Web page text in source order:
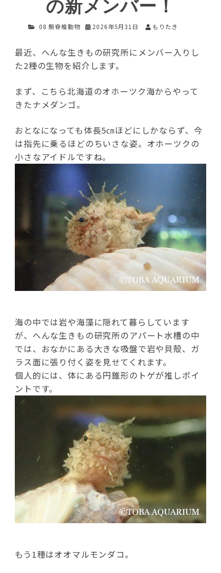
の新メンバー！
08 無脊椎動物 2026年5月31日 もりたき
最近、へんな生きもの研究所にメンバー入りし
た2種の生物を紹介します。
まず、こちら北海道のオホーツク海からやって
きたナメダンゴ。
おとなになっても体長5㎝ほどにしかならず、今
は指先に乗るほどのちいさな姿。オホーツクの
小さなアイドルですね。
海の中では岩や海藻に隠れて暮らしています
が、へんな生きもの研究所のアパート水槽の中
では、おなかにある大きな吸盤で岩や貝殻、ガ
ラス面に張り付く姿を見せてくれます。
個人的には、体にある円錐形のトゲが推しポイ
ントです。
もう1種はオオマルモンダコ。